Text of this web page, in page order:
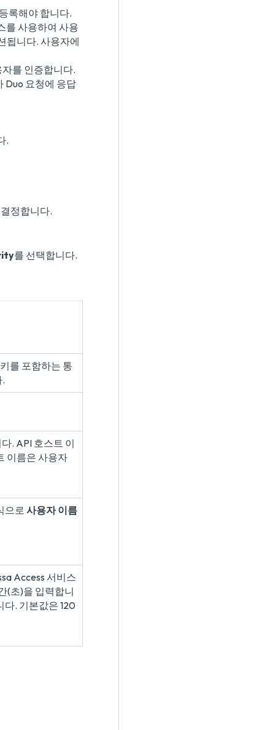
록해야 합니다.
를 사용하여 사용
됩니다. 사용자에
를 인증합니다.
Duo 요청에 응답
.
정합니다.
를 선택합니다.
를 포함하는 통
. API 호스트 이
이름은 사용자
으로 사용자 이름
Access 서비스
(초)을 입력합니
다. 기본값은 120